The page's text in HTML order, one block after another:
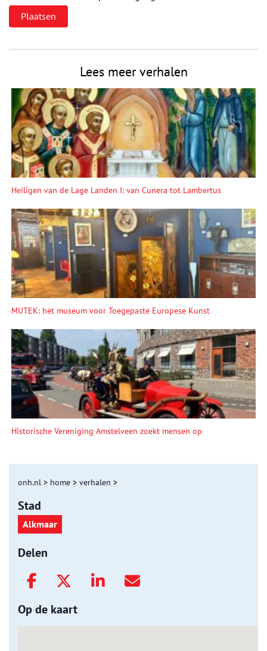
Lees meer verhalen
Heiligen van de Lage Landen I: van Cunera tot Lambertus
MUTEK: hét museum voor Toegepaste Europese Kunst
Historische Vereniging Amstelveen zoekt mensen op
onh.nl > home > verhalen >
Stad
Alkmaar
Delen
Op de kaart